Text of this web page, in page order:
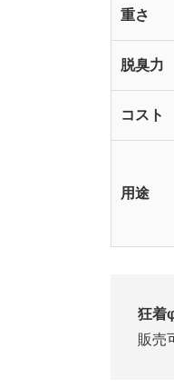
重さ
脱臭力
コスト
用途
狂着
販売